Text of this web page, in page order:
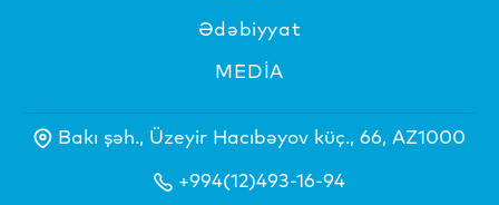
Ədəbiyyat
MEDİA
Bakı şəh., Üzeyir Hacıbəyov küç., 66, AZ1000
+994(12)493-16-94